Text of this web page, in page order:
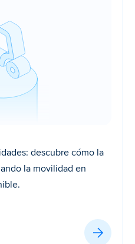
descubre cómo la
la movilidad en